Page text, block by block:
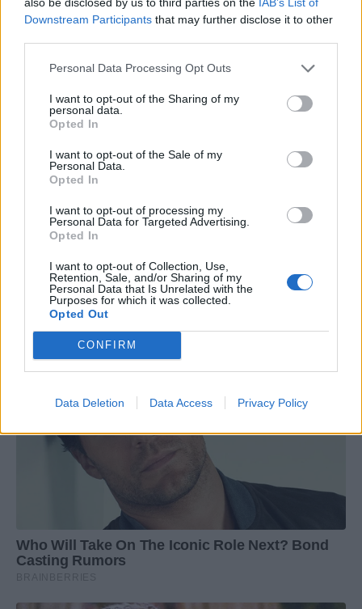
Downstream Participants that may further disclose it to other
Personal Data Processing Opt Outs
I want to opt-out of the Sharing of my
personal data.
Opted In
I want to opt-out of the Sale of my
Personal Data.
Opted In
I want to opt-out of processing my
Personal Data for Targeted Advertising.
Opted In
I want to opt-out of Collection, Use,
Retention, Sale, and/or Sharing of my
Personal Data that Is Unrelated with the
Purposes for which it was collected.
Opted Out
CONFIRM
Data Deletion Data Access Privacy Policy